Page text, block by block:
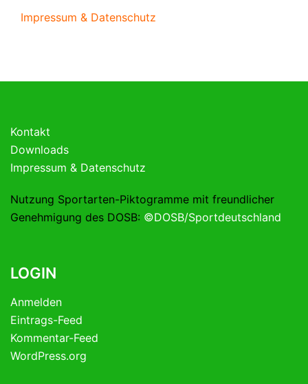
Impressum & Datenschutz
Kontakt
Downloads
Impressum & Datenschutz
Nutzung Sportarten-Piktogramme mit freundlicher
Genehmigung des DOSB: ©DOSB/Sportdeutschland
LOGIN
Anmelden
Eintrags-Feed
Kommentar-Feed
WordPress.org